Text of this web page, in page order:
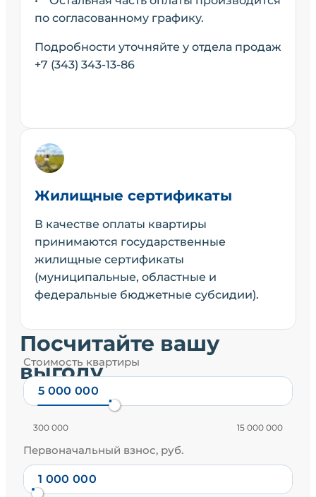
по согласованному графику.
Подробности уточняйте у отдела продаж
+7 (343) 343-13-86
Жилищные сертификаты
В качестве оплаты квартиры
принимаются государственные
жилищные сертификаты
(муниципальные, областные и
федеральные бюджетные субсидии).
Посчитайте вашу
выгоду
Стоимость квартиры
300 000 15 000 000
Первоначальный взнос, руб.